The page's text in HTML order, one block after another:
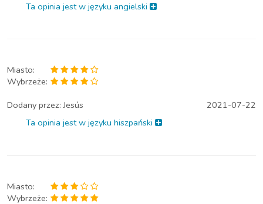
Ta opinia jest w języku angielski
Miasto:
Wybrzeże:
Dodany przez:Jesús
2021-07-22
Ta opinia jest w języku hiszpański
Miasto:
Wybrzeże: